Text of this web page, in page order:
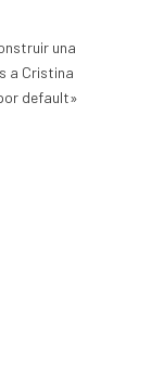
una
a Cristina
default»